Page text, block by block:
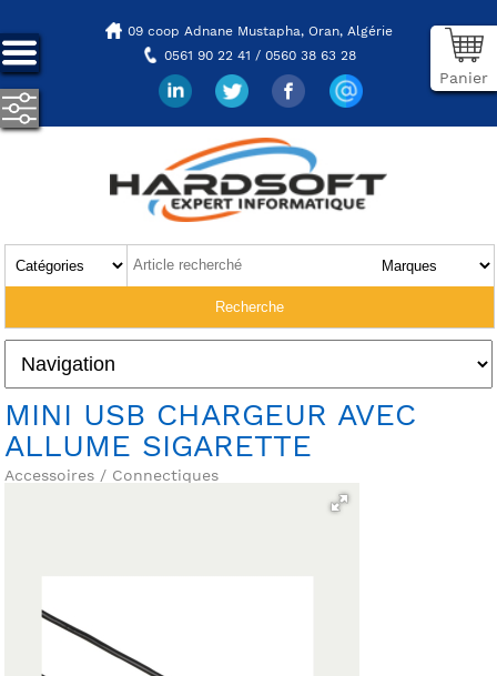
09 coop Adnane Mustapha, Oran, Algérie
0561 90 22 41 / 0560 38 63 28
Panier
MINI USB CHARGEUR AVEC
ALLUME SIGARETTE
Accessoires / Connectiques